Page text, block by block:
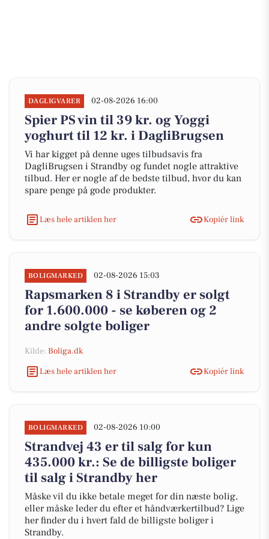
DAGLIGVARER 02-08-2026 16:00
Spier PS vin til 39 kr. og Yoggi
yoghurt til 12 kr. i DagliBrugsen
Vi har kigget på denne uges tilbudsavis fra
DagliBrugsen i Strandby og fundet nogle attraktive
tilbud. Her er nogle af de bedste tilbud, hvor du kan
spare penge på gode produkter.
Læs hele artiklen her Kopiér link
BOLIGMARKED 02-08-2026 15:03
Rapsmarken 8 i Strandby er solgt
for 1.600.000 - se køberen og 2
andre solgte boliger
Kilde: Boliga.dk
Læs hele artiklen her
Kopiér link
BOLIGMARKED 02-08-2026 10:00
Strandvej 43 er til salg for kun
435.000 kr.: Se de billigste boliger
til salg i Strandby her
Måske vil du ikke betale meget for din næste bolig,
eller måske leder du efter et håndværkertilbud? Lige
her finder du i hvert fald de billigste boliger i
Strandby.